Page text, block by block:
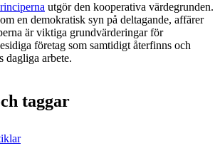
utgör den kooperativa värdegrunden.
en demokratisk syn på deltagande, affärer
är viktiga grundvärderingar för
företag som samtidigt återfinns och
dagliga arbete.
taggar